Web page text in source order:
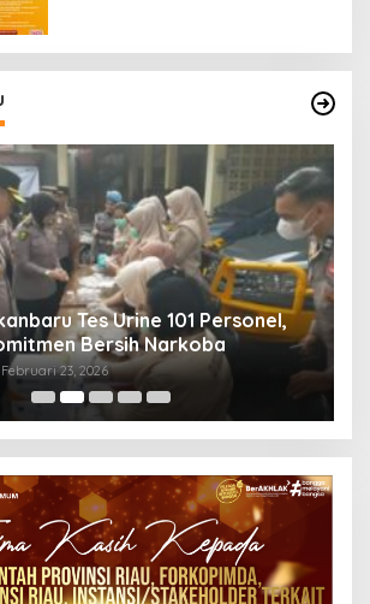
Tes Urine 101 Personel,
Bersih Narkoba
Februari 23, 2026